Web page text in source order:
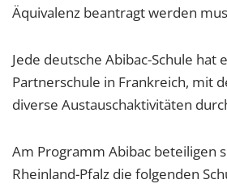
Äquivalenz beantragt werden
Jede deutsche Abibac-Schule hat
Partnerschule in Frankreich, mit
diverse Austauschaktivitäten
Am Programm Abibac beteiligen
Rheinland-Pfalz die folgenden